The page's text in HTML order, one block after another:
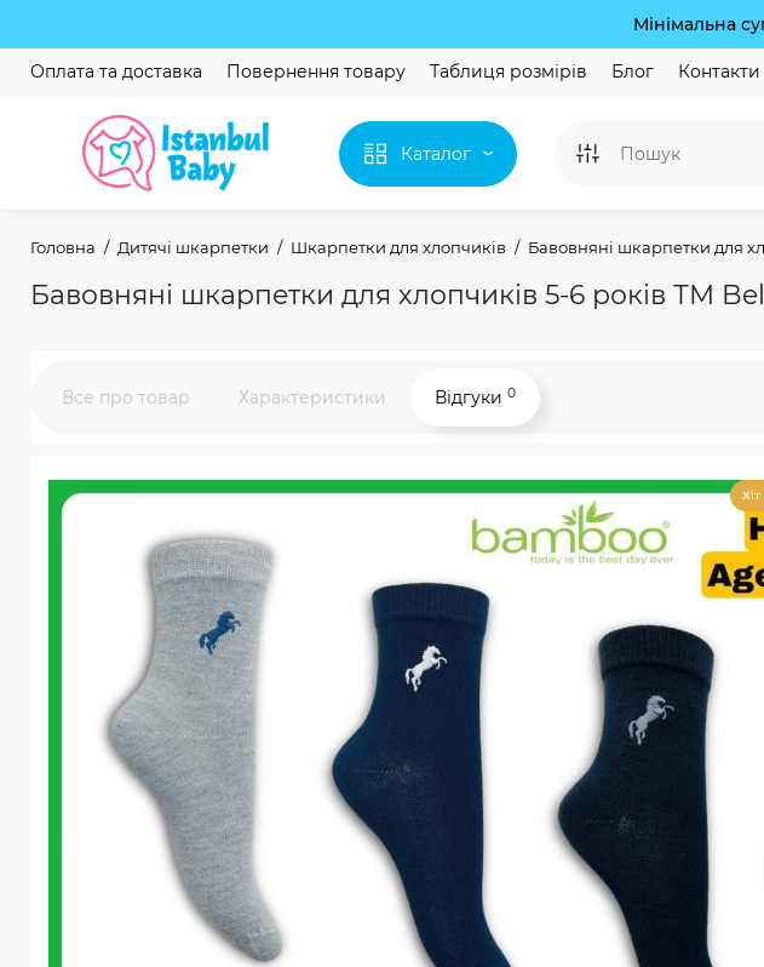
Мінімальна
Оплата та доставка Повернення товару Таблиця розмірів Блог Контакти
Каталог
Головна Дитячі шкарпетки Шкарпетки для хлопчиків Бавовняні шкарпетки для
Бавовняні шкарпетки для хлопчиків 5-6 років ТМ
Все про товар Характеристики Відгуки 0